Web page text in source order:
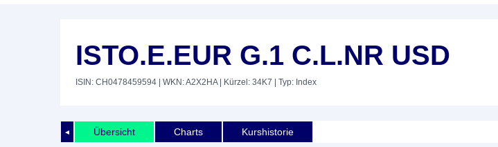
ISTO.E.EUR G.1 C.L.NR USD
ISIN: CH0478459594 | WKN: A2X2HA| Kürzel: 34K7 | Typ: Index
◄ Übersicht Charts Kurshistorie